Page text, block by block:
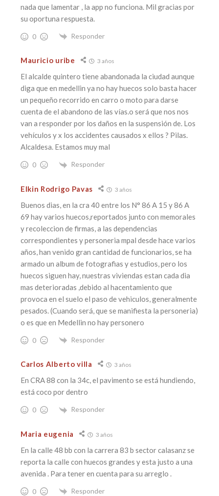
nada que lamentar , la app no funciona. Mil gracias por
su oportuna respuesta.
0 Responder
Mauricio uribe 3 años
El alcalde quintero tiene abandonada la ciudad aunque
diga que en medellin ya no hay huecos solo basta hacer
un pequeño recorrido en carro o moto para darse
cuenta de el abandono de las vías.o será que nos nos
van a responder por los daños en la suspensión de. Los
vehículos y x los accidentes causados x ellos ? Pilas.
Alcaldesa. Estamos muy mal
0 Responder
Elkin Rodrigo Pavas 3 años
Buenos dias, en la cra 40 entre los N° 86 A 15 y 86 A
69 hay varios huecos,reportados junto con memorales
y recoleccion de firmas, a las dependencias
correspondientes y personeria mpal desde hace varios
años, han venido gran cantidad de funcionarios, se ha
armado un album de fotografias y estudios, pero los
huecos siguen hay, nuestras viviendas estan cada dia
mas deterioradas ,debido al hacentamiento que
provoca en el suelo el paso de vehiculos, generalmente
pesados. (Cuando será, que se manifiesta la personeria)
o es que en Medellin no hay personero
0 Responder
Carlos Alberto villa 3 años
En CRA 88 con la 34c, el pavimento se está hundiendo,
está coco por dentro
0 Responder
Maria eugenia 3 años
En la calle 48 bb con la carrera 83 b sector calasanz se
reporta la calle con huecos grandes y esta justo a una
avenida . Para tener en cuenta para su arreglo .
0 Responder